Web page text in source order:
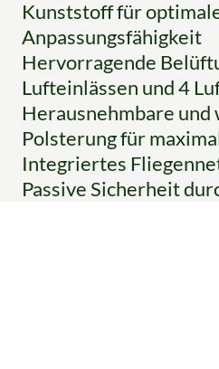
Kunststoff für
Anpassungsfähigkeit
Hervorragende
Lufteinlässen und 4
Herausnehmbare und
Polsterung für
Integriertes
Passive Sicherheit